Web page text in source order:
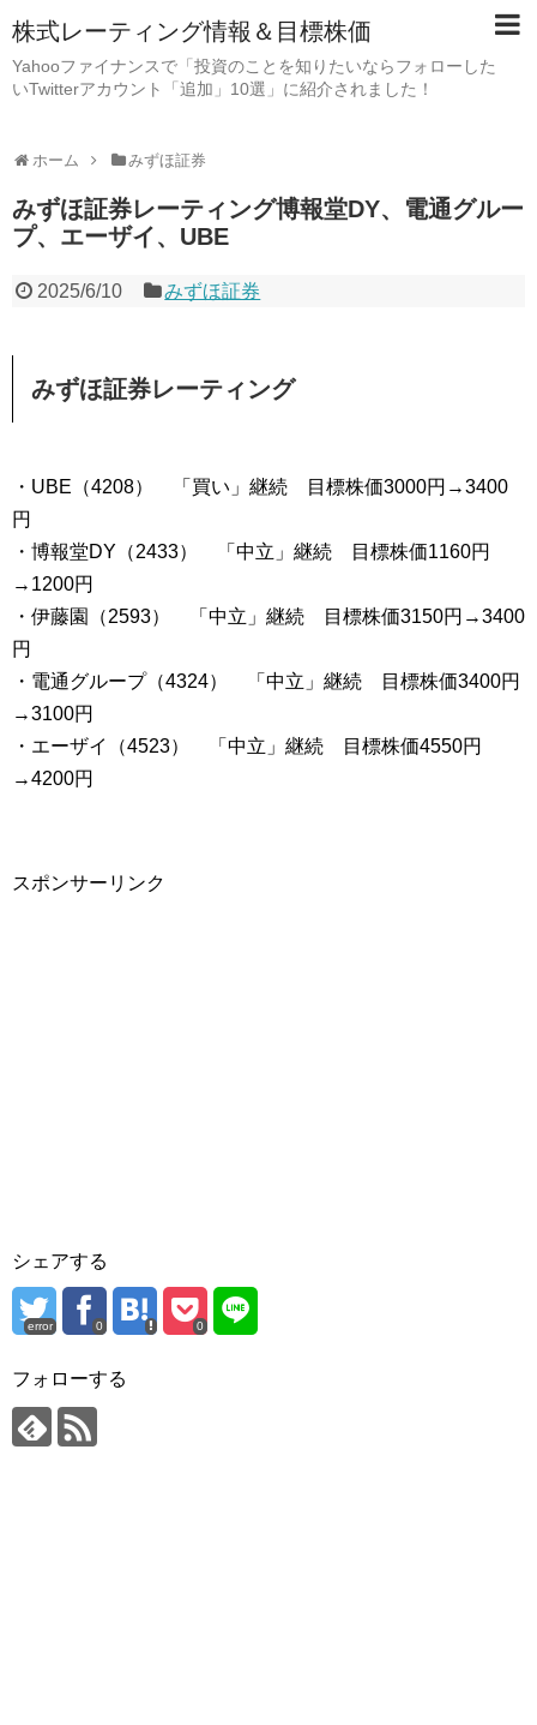
株式レーティング情報＆目標株価
Yahooファイナンスで「投資のことを知りたいならフォローした
いTwitterアカウント「追加」10選」に紹介されました！
ホーム みずほ証券
みずほ証券レーティング博報堂DY、電通グルー
プ、エーザイ、UBE
2025/6/10 みずほ証券
みずほ証券レーティング
・UBE（4208） 「買い」継続 目標株価3000円→3400
円
・博報堂DY（2433） 「中立」継続 目標株価1160円
→1200円
・伊藤園（2593） 「中立」継続 目標株価3150円→3400
円
・電通グループ（4324） 「中立」継続 目標株価3400円
→3100円
・エーザイ（4523） 「中立」継続 目標株価4550円
→4200円
スポンサーリンク
シェアする
error 0 0
フォローする